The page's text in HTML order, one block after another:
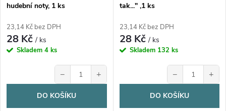
hudební noty, 1 ks
23,14 Kč bez DPH
28 Kč/ ks
Skladem 4 ks
− +
DO KOŠÍKU
tak..." ,1 ks
23,14 Kč bez DPH
28 Kč/ ks
Skladem 132 ks
− +
DO KOŠÍKU